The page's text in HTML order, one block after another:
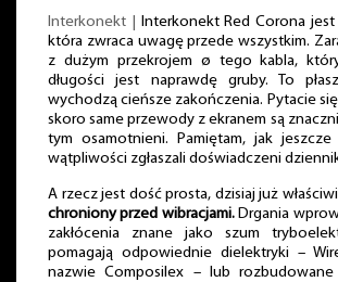
Interkonekt |
Interkonekt Red Corona
która zwraca uwagę przede wszystkim.
z dużym przekrojem ø tego kabla,
długości jest naprawdę gruby. To
wychodzą cieńsze zakończenia. Pytacie
skoro same przewody z ekranem są
tym osamotnieni. Pamiętam, jak
wątpliwości zgłaszali doświadczeni
A rzecz jest dość prosta, dzisiaj już
chroniony przed wibracjami.Drgania
zakłócenia znane jako szum
pomagają odpowiednie dielektryki –
nazwie Composilex – lub rozbudowane